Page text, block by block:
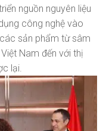
nguồn nguyên liệu
công nghệ vào
sản phẩm từ sâm
Nam đến với thị
lại.